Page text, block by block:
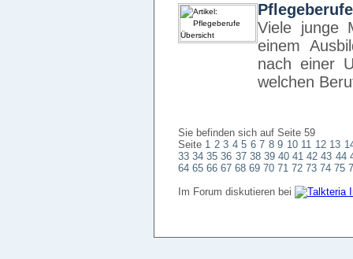
Viele junge
einem
nach einer
welchen
Sie befinden sich auf Seite 59
Seite 1 2 3 4 5 6 7 8 9 10 11 12 13
33 34 35 36 37 38 39 40 41 42 43 44
64 65 66 67 68 69 70 71 72 73 74 75
Im Forum diskutieren bei